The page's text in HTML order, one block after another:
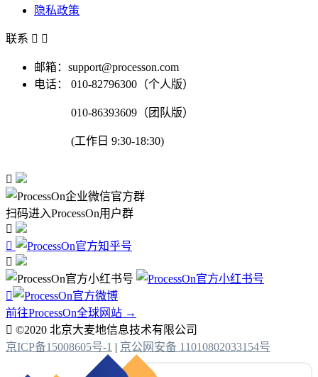
隐私政策
联系  
邮箱：support@processon.com
电话：
010-82796300（个人版）
010-86393609（团队版）
(工作日 9:30-18:30)

扫码进入ProcessOn用户群




前往ProcessOn全球网站 →
 ©2020 北京大麦地信息技术有限公司
京ICP备15008605号-1 | 京公网安备 11010802033154号